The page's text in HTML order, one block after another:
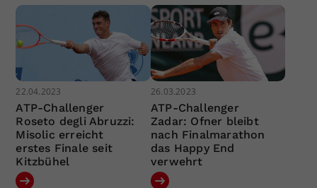
22.04.2023
ATP-Challenger
Roseto degli Abruzzi:
Misolic erreicht
erstes Finale seit
Kitzbühel
26.03.2023
ATP-Challenger
Zadar: Ofner bleibt
nach Finalmarathon
das Happy End
verwehrt